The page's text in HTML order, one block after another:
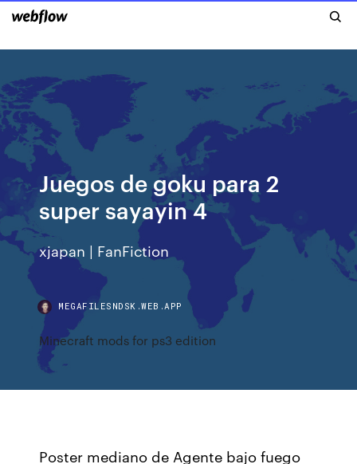
Juegos de goku para 2
super sayayin 4
xjapan | FanFiction
MEGAFILESNDSK.WEB.APP
Minecraft mods for ps3 edition
Poster mediano de Agente bajo fuego